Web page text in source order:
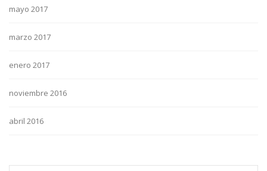
mayo 2017
marzo 2017
enero 2017
noviembre 2016
abril 2016